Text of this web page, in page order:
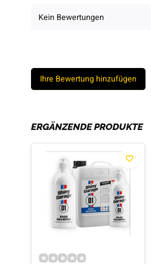
Kein Bewertungen
Ihre Bewertung hinzufügen
ERGÄNZENDE PRODUKTE